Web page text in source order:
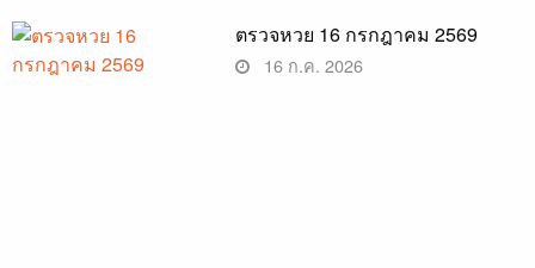
ตรวจหวย 16 กรกฎาคม 2569
16 ก.ค. 2026